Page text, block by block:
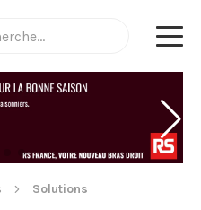
Solutions